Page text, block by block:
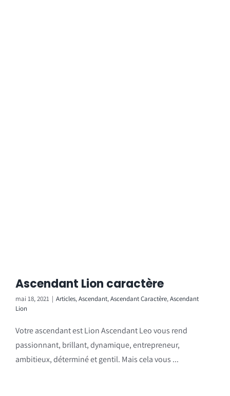
Ascendant Lion caractère
mai 18, 2021 | Articles,Ascendant,Ascendant Caractère,Ascendant
Lion
Votre ascendant est Lion Ascendant Leo vous rend
passionnant, brillant, dynamique, entrepreneur,
ambitieux, déterminé et gentil. Mais cela vous ...